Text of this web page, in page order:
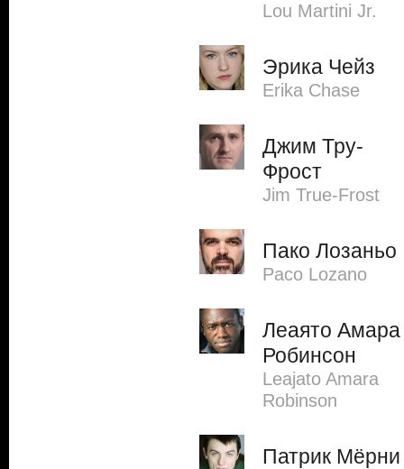
Lou Martini Jr.
Эрика Чейз
Erika Chase
Джим Тру-
Фрост
Jim True-Frost
Пако Лозаньо
Paco Lozano
Леаято Амара
Робинсон
Leajato Amara
Robinson
Патрик Мёрни